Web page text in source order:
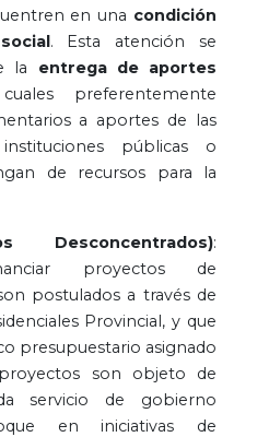
en una condición
. Esta atención se
la entrega de aportes
preferentemente
a aportes de las
públicas o
de recursos para la
Desconcentrados):
proyectos de
postulados a través de
Provincial, y que
presupuestario asignado
son objeto de
servicio de gobierno
en iniciativas de